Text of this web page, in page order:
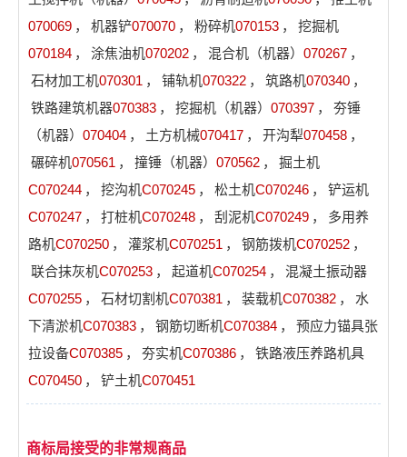
070069 ， 机器铲070070 ， 粉碎机070153 ，
挖掘机
070184 ， 涂焦油机070202 ， 混合机（机器） 070267 ，
石材加工机070301 ， 铺轨机070322 ， 筑路机070340 ，
铁路建筑机器070383 ， 挖掘机（机器） 070397 ，
夯锤
（机器） 070404 ， 土方机械070417 ， 开沟犁070458 ，
碾碎机070561 ， 撞锤（机器） 070562 ，
掘土机
C070244 ， 挖沟机C070245 ， 松土机C070246 ，
铲运机
C070247 ， 打桩机C070248 ， 刮泥机C070249 ，
多用养
路机C070250 ， 灌浆机C070251 ， 钢筋拨机C070252 ，
联合抹灰机C070253 ， 起道机C070254 ，
混凝土振动器
C070255 ， 石材切割机C070381 ， 装载机C070382 ，
水
下清淤机C070383 ， 钢筋切断机C070384 ，
预应力锚具张
拉设备C070385 ， 夯实机C070386 ，
铁路液压养路机具
C070450 ， 铲土机C070451
商标局接受的非常规商品